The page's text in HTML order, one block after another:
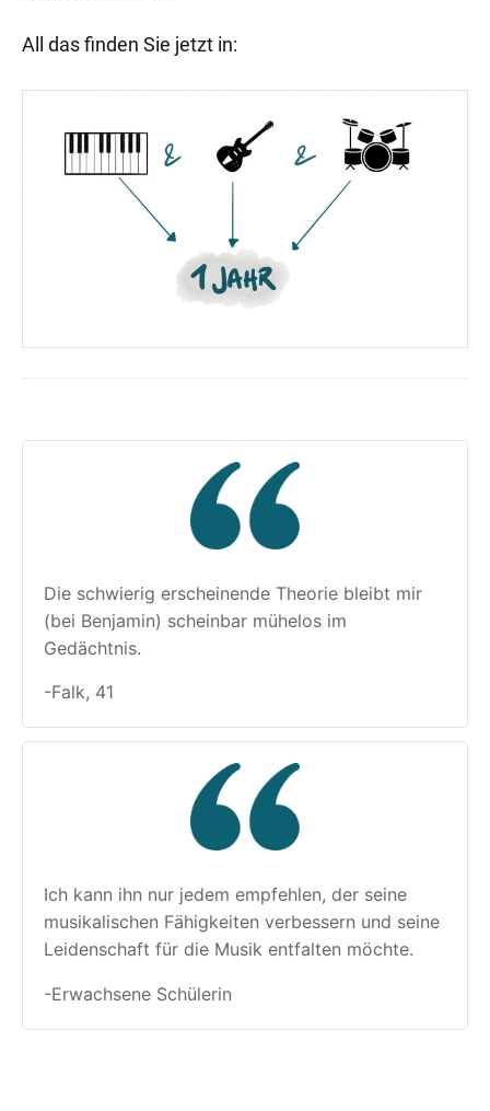
All das finden Sie jetzt in:
Die schwierig erscheinende Theorie bleibt mir
(bei Benjamin) scheinbar mühelos im
Gedächtnis.
-Falk, 41
Ich kann ihn nur jedem empfehlen, der seine
musikalischen Fähigkeiten verbessern und seine
Leidenschaft für die Musik entfalten möchte.
-Erwachsene Schülerin